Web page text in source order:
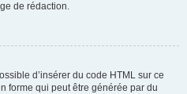
de rédaction.
d’insérer du code HTML sur ce
forme qui peut être générée par du